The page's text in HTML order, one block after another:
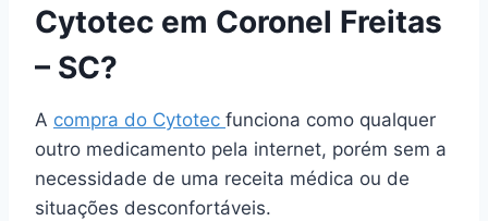
Cytotec em Coronel Freitas
– SC?
A compra do Cytotec funciona como qualquer
outro medicamento pela internet, porém sem a
necessidade de uma receita médica ou de
situações desconfortáveis.